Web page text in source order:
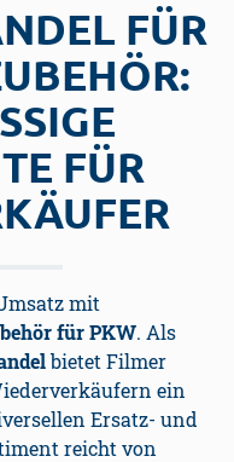
FÜR A
E
S
FÜR W
mit
für PKW. Als
bietet Filmer
ein
Ersatz- und
reicht von